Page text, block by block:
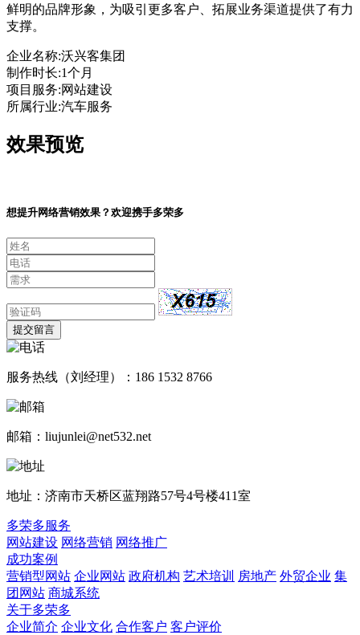
鲜明的品牌形象，为吸引更多客户、拓展业务渠道提供了有力
支撑。
企业名称:沃兴客集团
制作时长:1个月
项目服务:网站建设
所属行业:汽车服务
效果预览
想提升网络营销效果？欢迎携手多荣多
提交留言
服务热线（刘经理）：186 1532 8766
邮箱：liujunlei@net532.net
地址：济南市天桥区蓝翔路57号4号楼411室
多荣多服务
网站建设 网络营销 网络推广
成功案例
营销型网站 企业网站 政府机构 艺术培训 房地产 外贸企业 集
团网站 商城系统
关于多荣多
企业简介 企业文化 合作客户 客户评价